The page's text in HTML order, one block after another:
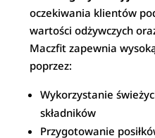
oczekiwania klientów
wartości odżywczych
Maczfit zapewnia
poprzez:
Wykorzystanie
składników
Przygotowanie